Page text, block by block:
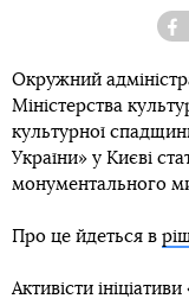
Окружний
Міністерства
культурної
України» у Києві
монументального
Про це йдеться в
Активісти